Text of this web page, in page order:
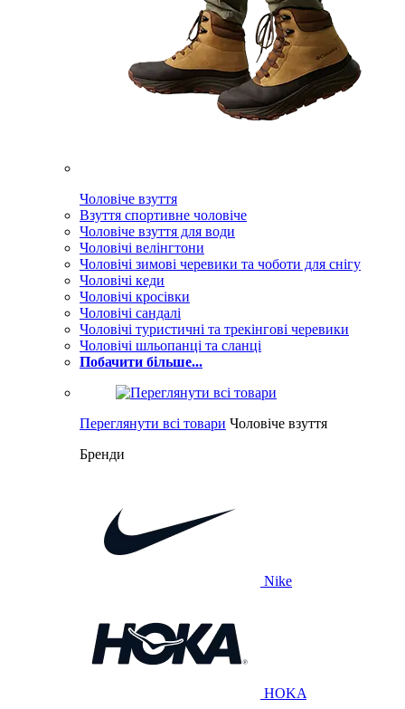
Чоловіче взуття
Взуття спортивне чоловіче
Чоловіче взуття для води
Чоловічі велінгтони
Чоловічі зимові черевики та чоботи для снігу
Чоловічі кеди
Чоловічі кросівки
Чоловічі сандалі
Чоловічі туристичні та трекінгові черевики
Чоловічі шльопанці та сланці
Побачити більше...
Переглянути всі товари Чоловіче взуття
Бренди
Nike
HOKA